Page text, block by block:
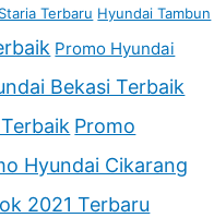
Terbaru Hyundai Tambun
Promo Hyundai
Bekasi Terbaik
Promo
Hyundai Cikarang
2021 Terbaru